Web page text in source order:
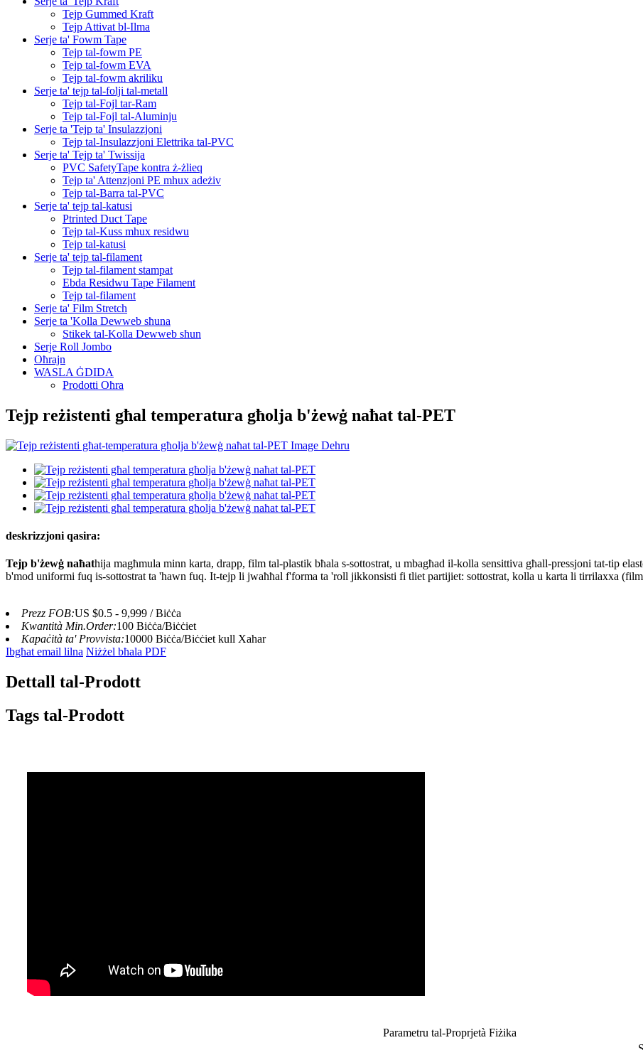
Tejp Gummed Kraft
Tejp Attivat bl-Ilma
Serje ta' Fowm Tape
Tejp tal-fowm PE
Tejp tal-fowm EVA
Tejp tal-fowm akriliku
Serje ta' tejp tal-folji tal-metall
Tejp tal-Fojl tar-Ram
Tejp tal-Fojl tal-Aluminju
Serje ta 'Tejp ta' Insulazzjoni
Tejp tal-Insulazzjoni Elettrika tal-PVC
Serje ta' Tejp ta' Twissija
PVC SafetyTape kontra ż-żlieq
Tejp ta' Attenzjoni PE mhux adeżiv
Tejp tal-Barra tal-PVC
Serje ta' tejp tal-katusi
Ptrinted Duct Tape
Tejp tal-Kuss mhux residwu
Tejp tal-katusi
Serje ta' tejp tal-filament
Tejp tal-filament stampat
Ebda Residwu Tape Filament
Tejp tal-filament
Serje ta' Film Stretch
Serje ta 'Kolla Dewweb sħuna
Stikek tal-Kolla Dewweb sħun
Serje Roll Jombo
Oħrajn
WASLA ĠDIDA
Prodotti Oħra
Tejp reżistenti għal temperatura għolja b'żewġ naħat tal-PET
deskrizzjoni qasira:
Tejp b'żewġ naħathija magħmula minn karta, drapp, film tal-plastik bħala s-sottostrat, u mbagħad il-kolla sensittiva għall-pressjoni tat-tip
b'mod uniformi fuq is-sottostrat ta 'hawn fuq. It-tejp li jwaħħal f'forma ta 'roll jikkonsisti fi tliet partijiet: sottostrat, kolla u karta li tirrilaxxa
Prezz FOB:US $0.5 - 9,999 / Biċċa
Kwantità Min.Order:100 Biċċa/Biċċiet
Kapaċità ta' Provvista:10000 Biċċa/Biċċiet kull Xahar
Ibgħat email lilna Niżżel bħala PDF
Dettall tal-Prodott
Tags tal-Prodott
Parametru tal-Proprjetà Fiżika